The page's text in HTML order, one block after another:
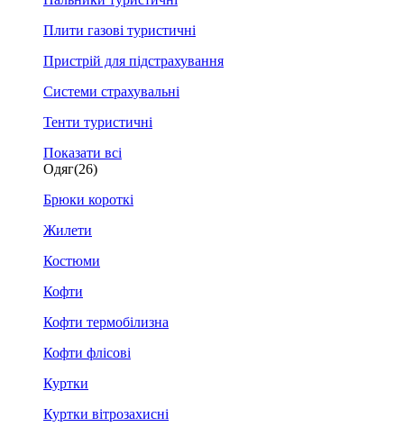
Плити газові туристичні
Пристрій для підстрахування
Системи страхувальні
Тенти туристичні
Показати всі
Одяг(26)
Брюки короткі
Жилети
Костюми
Кофти
Кофти термобілизна
Кофти флісові
Куртки
Куртки вітрозахисні